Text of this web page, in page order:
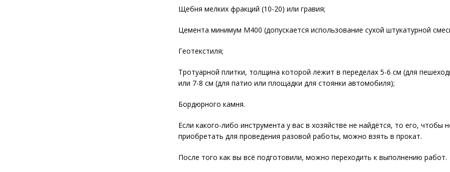
Щебня мелких фракций (10-20) или гравия;
Цемента минимум М400 (допускается использование сухой штукатурной
Геотекстиля;
Тротуарной плитки, толщина которой лежит в переделах 5-6 см (для
или 7-8 см (для патио или площадки для стоянки автомобиля);
Бордюрного камня.
Если какого-либо инструмента у вас в хозяйстве не найдётся, то его, чтобы
приобретать для проведения разовой работы, можно взять в прокат.
После того как вы всё подготовили, можно переходить к выполнению работ.